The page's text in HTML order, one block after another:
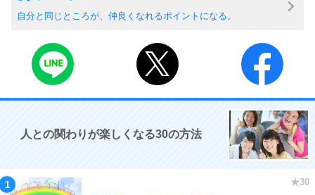
自分と同じところが、仲良くなれるポイントになる。
人との関わりが楽しくなる30の方法